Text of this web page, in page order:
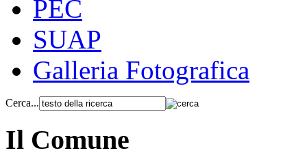
PEC
SUAP
Galleria Fotografica
Cerca...
Il Comune